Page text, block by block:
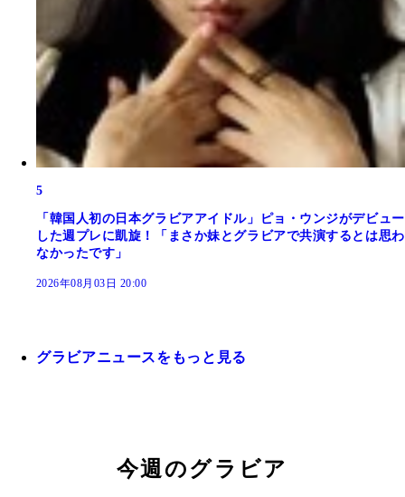
5
「韓国人初の日本グラビアアイドル」ピョ・ウンジがデビュー
した週プレに凱旋！「まさか妹とグラビアで共演するとは思わ
なかったです」
2026年08月03日 20:00
グラビアニュースをもっと見る
今週のグラビア